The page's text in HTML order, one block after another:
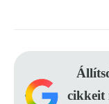
cikkeit